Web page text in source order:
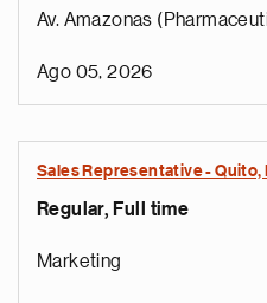
Av. Amazonas
Ago 05, 2026
Sales Representative - Quito,
Regular, Full time
Marketing